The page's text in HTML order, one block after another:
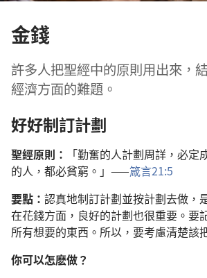
金錢
許多人把聖經中的原則用出來，
經濟方面的難題。
好好制訂計劃
聖經原則：
「勤奮的人計劃周詳，必
的人，都必貧窮。」——箴言21:5
要點： 認真地制訂計劃並按計劃去做，
在花錢方面，良好的計劃也很重要。要
所有想要的東西。所以，要考慮清楚該
你可以怎麽做？